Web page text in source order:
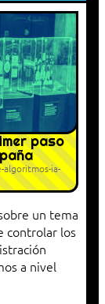
paso
ia-
un tema
controlar los
a nivel